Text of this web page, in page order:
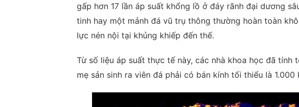
gấp hơn 17 lần áp suất khổng lồ ở đáy rãnh đại dương
tinh hay một mảnh đá vũ trụ thông thường hoàn toàn
lực nén nội tại khủng khiếp đến thế.
Từ số liệu áp suất thực tế này, các nhà khoa học đã tính
mẹ sản sinh ra viên đá phải có bán kính tối thiểu là 1.000